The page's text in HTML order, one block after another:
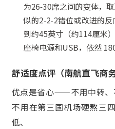
为26-30席之间的变体，
似的2-2-2错位或改进的
到约45英寸（约114厘米
座椅电源和USB，依然
舒适度点评（南航直飞商务
优点是省心——不用中转、
不用在第三国机场硬熬三
低、